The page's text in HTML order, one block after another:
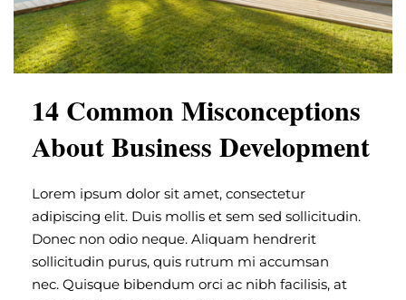
14 Common Misconceptions
About Business Development
Lorem ipsum dolor sit amet, consectetur
adipiscing elit. Duis mollis et sem sed sollicitudin.
Donec non odio neque. Aliquam hendrerit
sollicitudin purus, quis rutrum mi accumsan
nec. Quisque bibendum orci ac nibh facilisis, at